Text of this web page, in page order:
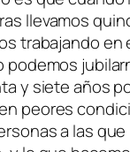
llevamos
trabajando en
podemos
y siete años
peores
a las que